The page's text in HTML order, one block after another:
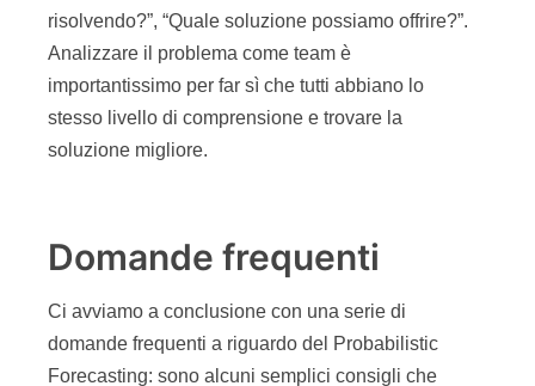
risolvendo?”, “Quale soluzione possiamo offrire?”.
Analizzare il problema come team è
importantissimo per far sì che tutti abbiano lo
stesso livello di comprensione e trovare la
soluzione migliore.
Domande frequenti
Ci avviamo a conclusione con una serie di
domande frequenti a riguardo del Probabilistic
Forecasting: sono alcuni semplici consigli che